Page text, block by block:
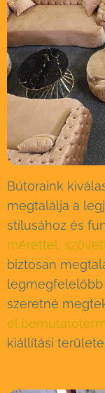
Bútoraink
megtalálja a
stílusához és
mérettel,
biztosan
legmegfelelőbb
szeretné
el
kiállítási